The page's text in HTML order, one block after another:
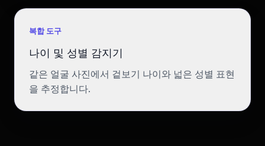
복합 도구
나이 및 성별 감지기
같은 얼굴 사진에서 겉보기 나이와 넓은 성별 표현
을 추정합니다.